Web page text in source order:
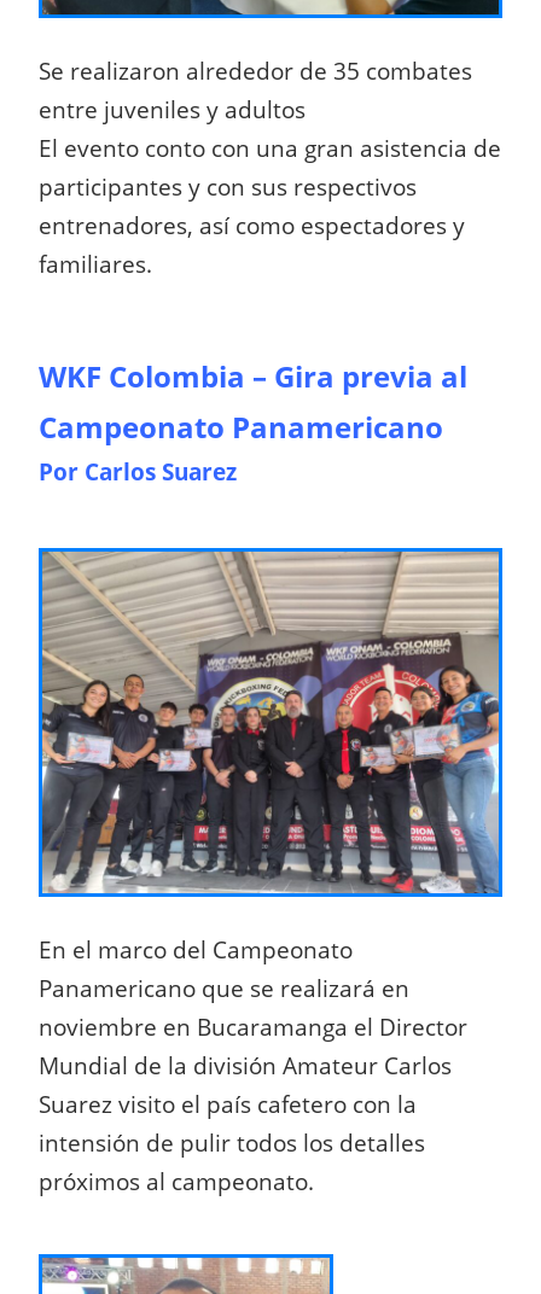
Se realizaron alrededor de 35 combates
entre juveniles y adultos
El evento conto con una gran asistencia de
participantes y con sus respectivos
entrenadores, así como espectadores y
familiares.
WKF Colombia – Gira previa al
Campeonato Panamericano
Por Carlos Suarez
En el marco del Campeonato
Panamericano que se realizará en
noviembre en Bucaramanga el Director
Mundial de la división Amateur Carlos
Suarez visito el país cafetero con la
intensión de pulir todos los detalles
próximos al campeonato.